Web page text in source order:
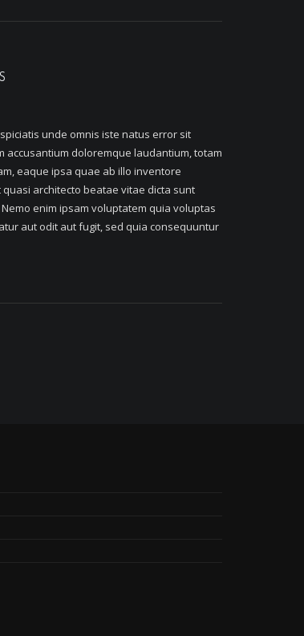
unde omnis iste natus error sit
accusantium doloremque laudantium, totam
eaque ipsa quae ab illo inventore
architecto beatae vitae dicta sunt
enim ipsam voluptatem quia voluptas
aut odit aut fugit, sed quia consequuntur